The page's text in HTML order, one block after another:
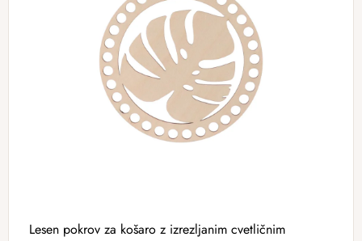
Lesen pokrov za košaro z izrezljanim cvetličnim